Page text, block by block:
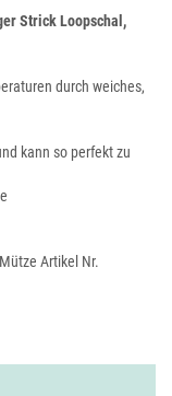
Strick Loopschal,
durch weiches,
kann so perfekt zu
Artikel Nr.